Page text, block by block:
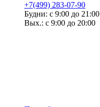
+7(499) 283-07-90
Будни: с 9:00 до 21:00
Вых.: с 9:00 до 20:00